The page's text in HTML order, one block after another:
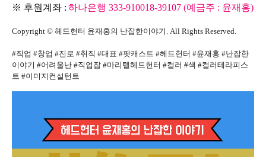
※ 후원계좌 : 하나은행 333-910018-39107 (예금주 : 윤재홍)
Copyright © 헤드헌터 윤재홍의 난잡한이야기. All Rights Reserved.
#직업 #창업 #진로 #취직 #대표 #팟캐스트 #헤드헌터 #윤재홍 #난잡한
이야기 #어려울난 #직업잡 #마리텔헤드헌터 #컬러 #색 #컬러테라피스
트 #이미지컨설턴트